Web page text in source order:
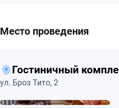
Место проведения
Гостиничный
ул. Броз Тито, 2